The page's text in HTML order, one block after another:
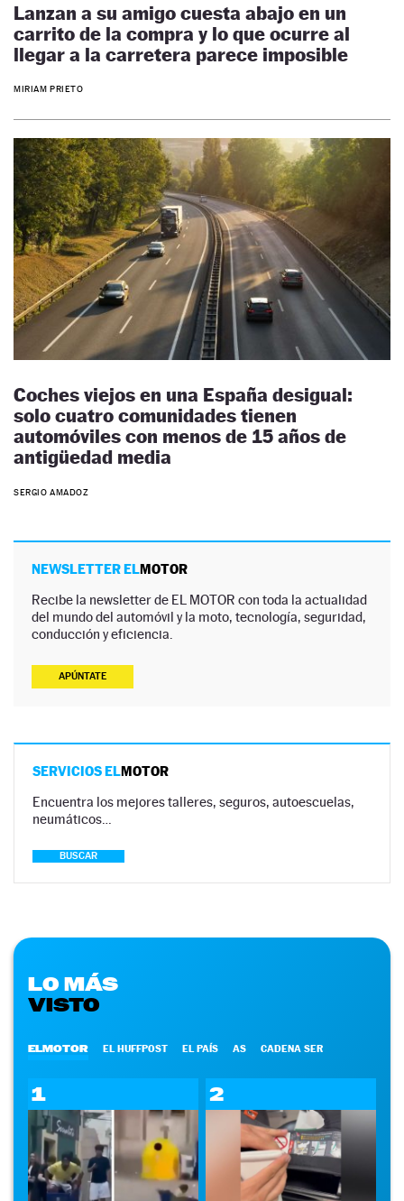
Lanzan a su amigo cuesta abajo en un
carrito de la compra y lo que ocurre al
llegar a la carretera parece imposible
MIRIAM PRIETO
Coches viejos en una España desigual:
solo cuatro comunidades tienen
automóviles con menos de 15 años de
antigüedad media
SERGIO AMADOZ
NEWSLETTER ELMOTOR
Recibe la newsletter de EL MOTOR con toda la actualidad
del mundo del automóvil y la moto, tecnología, seguridad,
conducción y eficiencia.
APÚNTATE
SERVICIOS ELMOTOR
Encuentra los mejores talleres, seguros, autoescuelas,
neumáticos…
BUSCAR
LO MÁS
VISTO
ELMOTOR EL HUFFPOST EL PAÍS AS CADENA SER
1 2